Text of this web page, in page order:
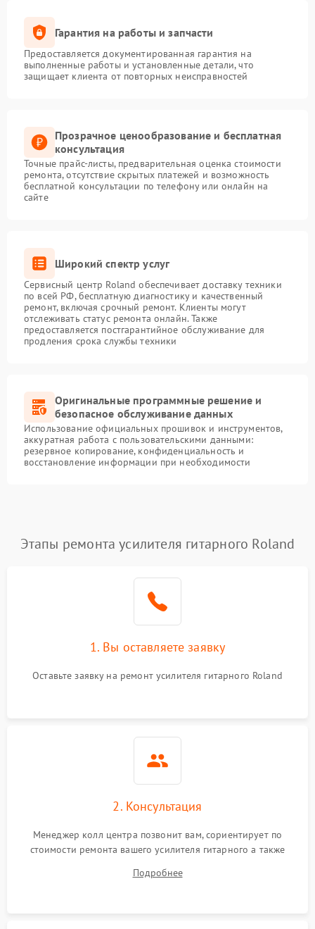
Гарантия на работы и запчасти
Предоставляется документированная гарантия на
выполненные работы и установленные детали, что
защищает клиента от повторных неисправностей
Прозрачное ценообразование и бесплатная
консультация
Точные прайс-листы, предварительная оценка стоимости
ремонта, отсутствие скрытых платежей и возможность
бесплатной консультации по телефону или онлайн на
сайте
Широкий спектр услуг
Сервисный центр Roland обеспечивает доставку техники
по всей РФ, бесплатную диагностику и качественный
ремонт, включая срочный ремонт. Клиенты могут
отслеживать статус ремонта онлайн. Также
предоставляется постгарантийное обслуживание для
продления срока службы техники
Оригинальные программные решение и
безопасное обслуживание данных
Использование официальных прошивок и инструментов,
аккуратная работа с пользовательскими данными:
резервное копирование, конфиденциальность и
восстановление информации при необходимости
Этапы ремонта усилителя гитарного Roland
1. Вы оставляете заявку
Оставьте заявку на ремонт усилителя гитарного Roland
2. Консультация
Менеджер колл центра позвонит вам, сориентирует по
стоимости ремонта вашего усилителя гитарного а также
Подробнее